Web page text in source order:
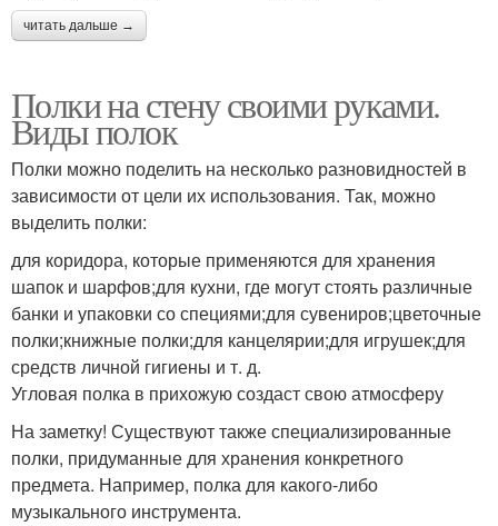
читать дальше →
Полки на стену своими руками.
Виды полок
Полки можно поделить на несколько разновидностей в
зависимости от цели их использования. Так, можно
выделить полки:
для коридора, которые применяются для хранения
шапок и шарфов;для кухни, где могут стоять различные
банки и упаковки со специями;для сувениров;цветочные
полки;книжные полки;для канцелярии;для игрушек;для
средств личной гигиены и т. д.
Угловая полка в прихожую создаст свою атмосферу
На заметку! Существуют также специализированные
полки, придуманные для хранения конкретного
предмета. Например, полка для какого-либо
музыкального инструмента.